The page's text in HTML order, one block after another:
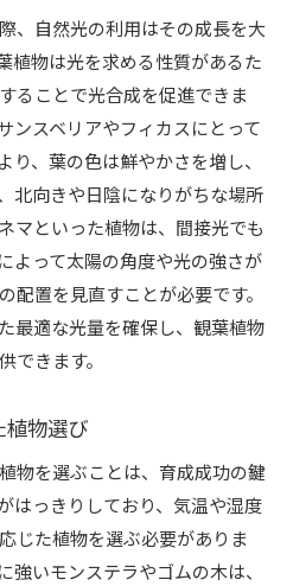
、自然光の利用はその成長を大
植物は光を求める性質があるた
ることで光合成を促進できま
ンスベリアやフィカスにとって
り、葉の色は鮮やかさを増し、
北向きや日陰になりがちな場所
マといった植物は、間接光でも
よって太陽の角度や光の強さが
配置を見直すことが必要です。
最適な光量を確保し、観葉植物
できます。
植物選び
物を選ぶことは、育成成功の鍵
はっきりしており、気温や湿度
じた植物を選ぶ必要がありま
強いモンステラやゴムの木は、